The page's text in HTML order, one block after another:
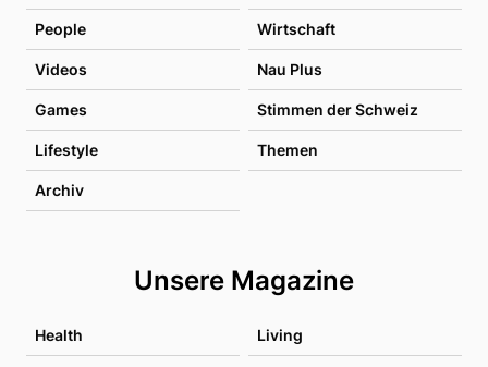
People Wirtschaft
Videos Nau Plus
Games Stimmen der Schweiz
Lifestyle Themen
Archiv
Unsere Magazine
Health Living